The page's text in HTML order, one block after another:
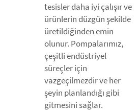
tesisler daha iyi çalışır ve
ürünlerin düzgün şekilde
üretildiğinden emin
olunur. Pompalarımız,
çeşitli endüstriyel
süreçler için
vazgeçilmezdir ve her
şeyin planlandığı gibi
gitmesini sağlar.